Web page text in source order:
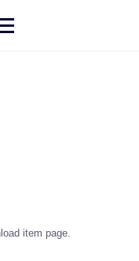
item page.